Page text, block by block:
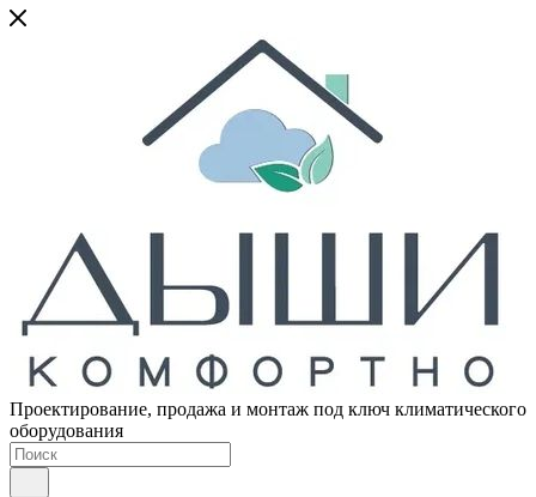
Проектирование, продажа и монтаж под ключ климатического
оборудования